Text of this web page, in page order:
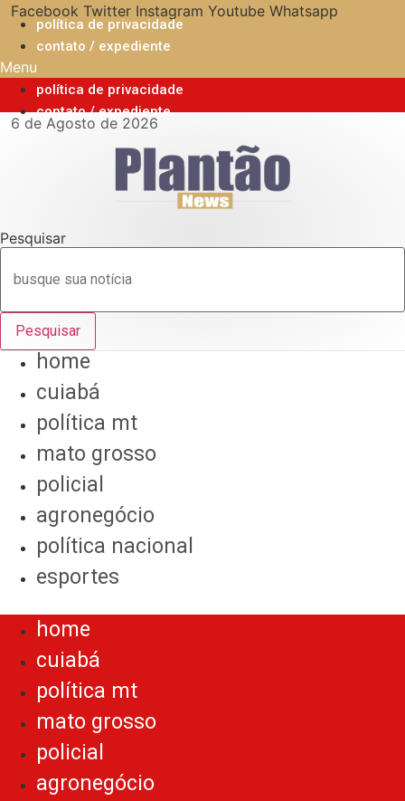
para
conteúdo
Facebook Twitter Instagram Youtube Whatsapp
política de privacidade
contato / expediente
Menu
política de privacidade
contato / expediente
6 de Agosto de 2026
Pesquisar
Pesquisar
home
cuiabá
política mt
mato grosso
policial
agronegócio
política nacional
esportes
home
cuiabá
política mt
mato grosso
policial
agronegócio